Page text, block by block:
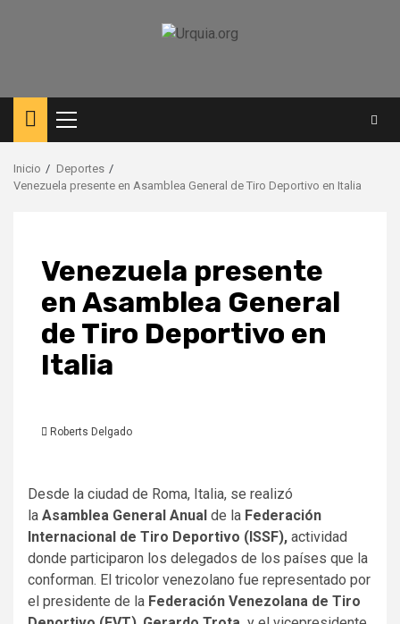
Menú
principal
Inicio
Deportes
Venezuela presente en Asamblea General de Tiro Deportivo en Italia
Venezuela presente
en Asamblea General
de Tiro Deportivo en
Italia
Roberts Delgado
Desde la ciudad de Roma, Italia, se realizó
la Asamblea General Anual de la Federación
Internacional de Tiro Deportivo (ISSF), actividad
donde participaron los delegados de los países que la
conforman. El tricolor venezolano fue representado por
el presidente de la Federación Venezolana de Tiro